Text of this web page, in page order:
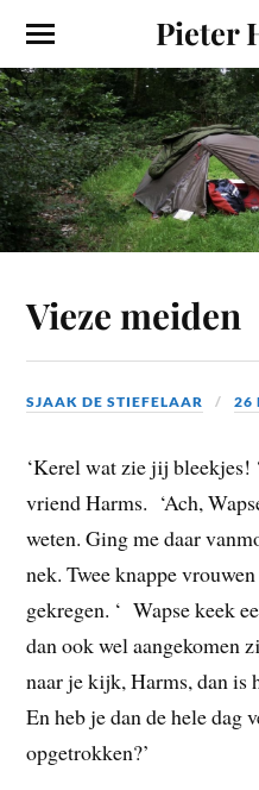
Pieter
Vieze meiden
SJAAK DE STIEFELAAR 26
‘Kerel wat zie jij bleekjes!
vriend Harms. ‘Ach,
weten. Ging me daar
nek. Twee knappe
gekregen. ‘ Wapse keek
dan ook wel aangekomen
naar je kijk, Harms, dan is
En heb je dan de hele dag
opgetrokken?’